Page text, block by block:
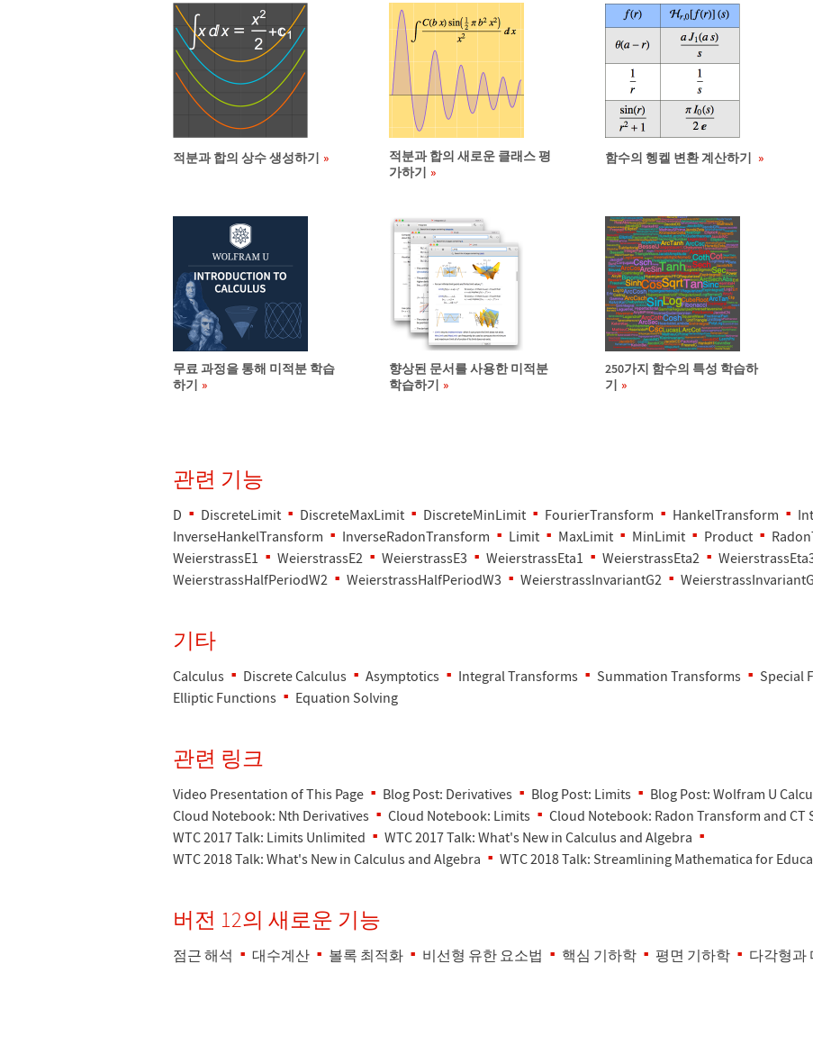
적분과 합의 상수 생성하기
적분과 합의 새로운 클래스 평
가하기
함수의 헹켈 변환 계산하기
무료 과정을 통해 미적분 학습
하기
향상된 문서를 사용한 미적분
학습하기
250가지 함수의 특성 학습하
기
관련 기능
D DiscreteLimit DiscreteMaxLimit DiscreteMinLimit FourierTransform HankelTransform
InverseHankelTransform
InverseRadonTransform Limit MaxLimit MinLimit Product
WeierstrassE1
WeierstrassE2 WeierstrassE3 WeierstrassEta1 WeierstrassEta2
WeierstrassHalfPeriodW2
WeierstrassHalfPeriodW3 WeierstrassInvariantG2
기타
Calculus Discrete Calculus Asymptotics Integral Transforms Summation Transforms Special
Elliptic Functions
Equation Solving
관련 링크
Video Presentation of This Page Blog Post: Derivatives Blog Post: Limits
Blog Post: Wolfram U
Cloud Notebook: Nth Derivatives
Cloud Notebook: Limits
Cloud Notebook: Radon Transform and CT
WTC 2017 Talk: Limits Unlimited
WTC 2017 Talk: What's New in Calculus and Algebra
WTC 2018 Talk: What's New in Calculus and Algebra
WTC 2018 Talk: Streamlining Mathematica for
버전 12의 새로운 기능
점근 해석 대수계산 볼록 최적화 비선형 유한 요소법 핵심 기하학 평면 기하학 다각형과